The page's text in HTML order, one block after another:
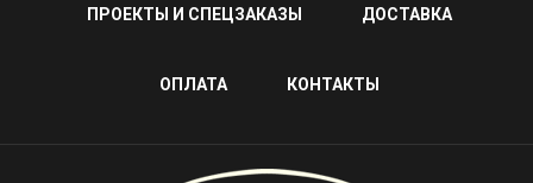
ПРОЕКТЫ И СПЕЦЗАКАЗЫ ДОСТАВКА
ОПЛАТА КОНТАКТЫ